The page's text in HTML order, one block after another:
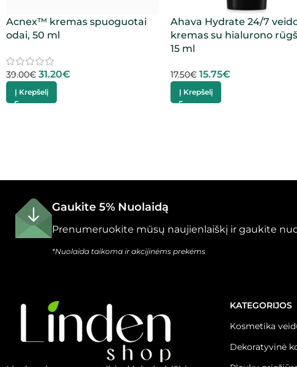
Acnex™ kremas spuoguotai
odai, 50 ml
39.00€ 31.20€
Į Krepšelį
Ahava Hydrate 24/7
kremas su hialurono
15 ml
17.50€ 15.75€
Į Krepšelį
Gaukite 5% Nuolaidą
Prenumeruokite mūsų naujienlaiškį ir gaukite
*Nuolaida taikoma ir akcijinėms prekėms
KATEGORIJOS
Kosmetika
Dekoratyvinė